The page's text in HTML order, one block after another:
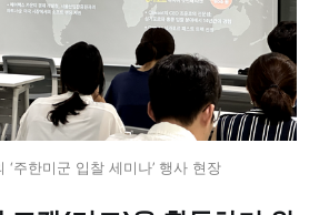
‘주한미군 입찰 세미나’ 행사 현장